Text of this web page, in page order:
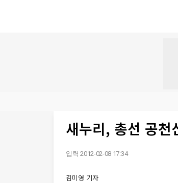
새누리, 총선 공천
입력 2012-02-08 17:34
김미영 기자